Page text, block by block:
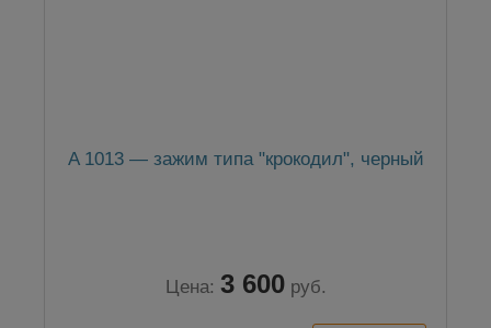
A 1013 — зажим типа "крокодил", черный
Цена: 3 600 руб.